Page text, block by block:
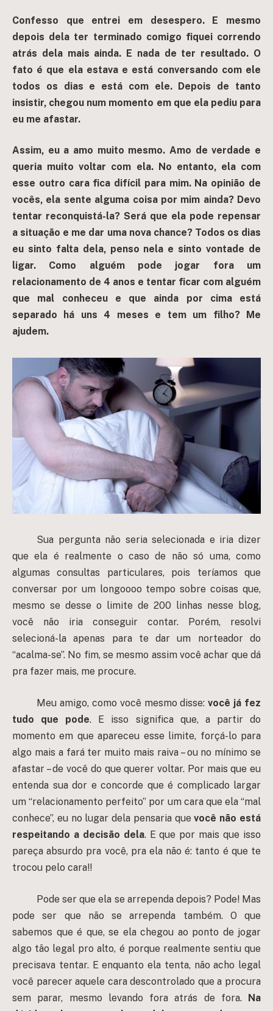
Confesso que entrei em desespero. E mesmo
depois dela ter terminado comigo fiquei correndo
atrás dela mais ainda. E nada de ter resultado. O
fato é que ela estava e está conversando com ele
todos os dias e está com ele. Depois de tanto
insistir, chegou num momento em que ela pediu para
eu me afastar.
Assim, eu a amo muito mesmo. Amo de verdade e
queria muito voltar com ela. No entanto, ela com
esse outro cara fica difícil para mim. Na opinião de
vocês, ela sente alguma coisa por mim ainda? Devo
tentar reconquistá-la? Será que ela pode repensar
a situação e me dar uma nova chance? Todos os dias
eu sinto falta dela, penso nela e sinto vontade de
ligar. Como alguém pode jogar fora um
relacionamento de 4 anos e tentar ficar com alguém
que mal conheceu e que ainda por cima está
separado há uns 4 meses e tem um filho? Me
ajudem.
Sua pergunta não seria selecionada e iria dizer
que ela é realmente o caso de não só uma, como
algumas consultas particulares, pois teríamos que
conversar por um longoooo tempo sobre coisas que,
mesmo se desse o limite de 200 linhas nesse blog,
você não iria conseguir contar. Porém, resolvi
selecioná-la apenas para te dar um norteador do
“acalma-se”. No fim, se mesmo assim você achar que dá
pra fazer mais, me procure.
Meu amigo, como você mesmo disse: você já fez
tudo que pode. E isso significa que, a partir do
momento em que apareceu esse limite, forçá-lo para
algo mais a fará ter muito mais raiva – ou no mínimo se
afastar – de você do que querer voltar. Por mais que eu
entenda sua dor e concorde que é complicado largar
um “relacionamento perfeito” por um cara que ela “mal
conhece”, eu no lugar dela pensaria quevocê não está
respeitando a decisão dela. E que por mais que isso
pareça absurdo pra você, pra ela não é: tanto é que te
trocou pelo cara!!
Pode ser que ela se arrependa depois? Pode! Mas
pode ser que não se arrependa também. O que
sabemos que é que, se ela chegou ao ponto de jogar
algo tão legal pro alto, é porque realmente sentiu que
precisava tentar. E enquanto ela tenta, não acho legal
você parecer aquele cara descontrolado que a procura
sem parar, mesmo levando fora atrás de fora. Na